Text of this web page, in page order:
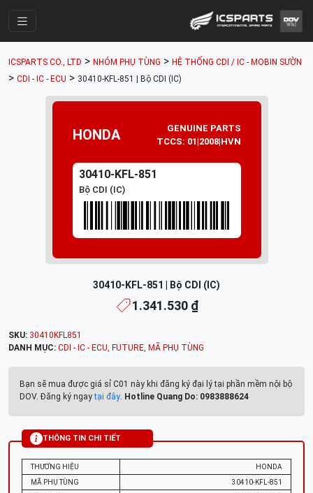
Cửa Hàng
Parts Catalogue
Mã Phụ Tùng
Tài khoản
ICSPARTS CO., LTD > NHÓM PHỤ TÙNG > HỆ THỐNG CDI / IC - MOBIN SƯỜN
> CDI - IC - ECU > 30410-KFL-851 | Bộ CDI (IC)
HONDA
GENUINE PARTS
TCCS: 01|2008|HVN
30410-KFL-851
Bộ CDI (IC)
30410-KFL-851 | Bộ CDI (IC)
1.341.530 ₫
SKU: 30410KFL851
DANH MỤC: CDI - IC - ECU, FUTURE, MÃ PHỤ TÙNG
Bạn sẽ mua được giá sỉ C01 này khi đăng ký đại lý tại phần mềm nội bộ
DOV. Đăng ký ngaytại đây. Hotline Quang Do: 0983888624
THÔNG TIN CHI TIẾT
THƯƠNG HIỆU
HONDA
MÃ PHỤ TÙNG
30410-KFL-851